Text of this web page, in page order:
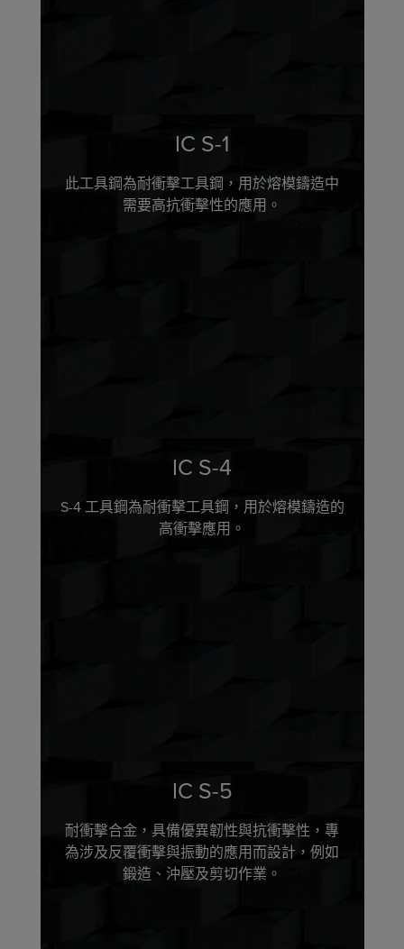
IC S-1
此工具鋼為耐衝擊工具鋼，用於熔模鑄造中
需要高抗衝擊性的應用。
IC S-4
S-4 工具鋼為耐衝擊工具鋼，用於熔模鑄造的
高衝擊應用。
IC S-5
耐衝擊合金，具備優異韌性與抗衝擊性，專
為涉及反覆衝擊與振動的應用而設計，例如
鍛造、沖壓及剪切作業。